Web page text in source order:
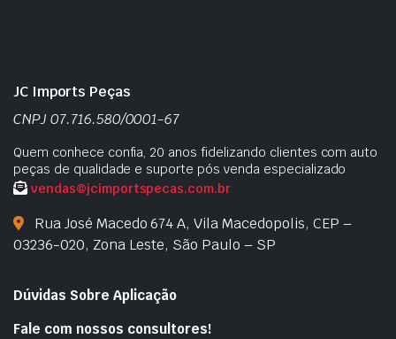
JC Imports Peças
CNPJ 07.716.580/0001-67
Quem conhece confia, 20 anos fidelizando clientes com auto
peças de qualidade e suporte pós venda especializado
vendas@jcimportspecas.com.br
Rua José Macedo 674 A, Vila Macedopolis, CEP –
03236-020, Zona Leste, São Paulo – SP
Dúvidas Sobre Aplicação
Fale com nossos consultores!